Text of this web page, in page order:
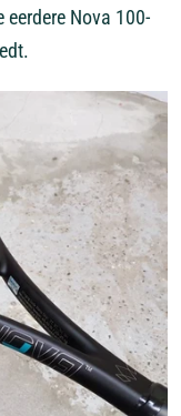
Nova 100-